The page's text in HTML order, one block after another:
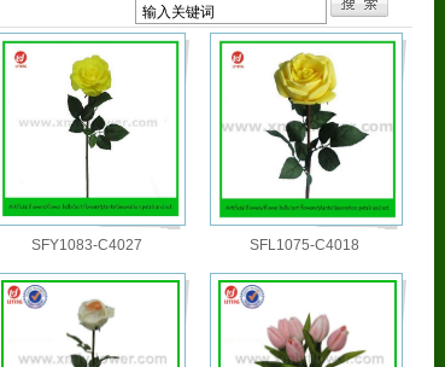
SFY1083-C4027 SFL1075-C4018